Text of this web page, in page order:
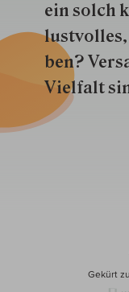
ein solch
ben?
Vielfalt
Gekürt